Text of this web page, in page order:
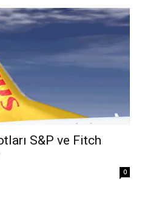
S&P ve Fitch
0